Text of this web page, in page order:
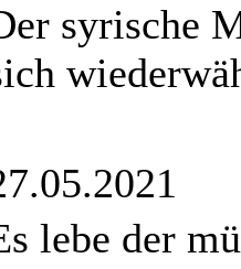
syrische
lebe der